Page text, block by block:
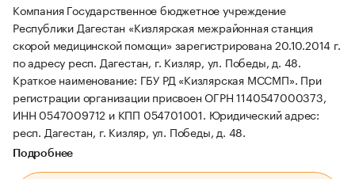
Компания Государственное бюджетное учреждение
Республики Дагестан «Кизлярская межрайонная станция
скорой медицинской помощи» зарегистрирована 20.10.2014 г.
по адресу респ. Дагестан, г. Кизляр, ул. Победы, д. 48.
Краткое наименование: ГБУ РД «Кизлярская МССМП». При
регистрации организации присвоен ОГРН 1140547000373,
ИНН 0547009712 и КПП 054701001. Юридический адрес:
респ. Дагестан, г. Кизляр, ул. Победы, д. 48.
Подробнее